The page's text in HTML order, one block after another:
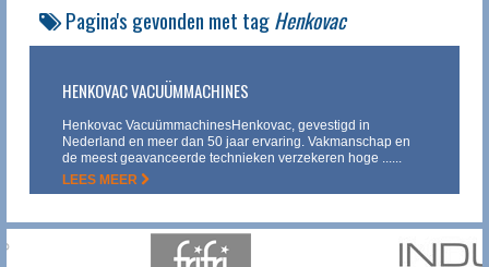
Pagina's gevonden met tagHenkovac
HENKOVAC VACUÜMMACHINES
Henkovac VacuümmachinesHenkovac, gevestigd in
Nederland en meer dan 50 jaar ervaring. Vakmanschap en
de meest geavanceerde technieken verzekeren hoge ......
LEES MEER